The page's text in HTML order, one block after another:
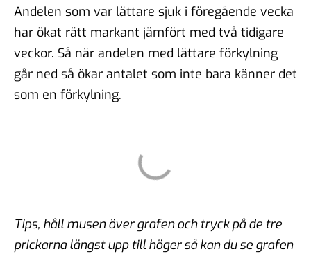
Andelen som var lättare sjuk i föregående vecka
har ökat rätt markant jämfört med två tidigare
veckor. Så när andelen med lättare förkylning
går ned så ökar antalet som inte bara känner det
som en förkylning.
Tips, håll musen över grafen och tryck på de tre
prickarna längst upp till höger så kan du se grafen